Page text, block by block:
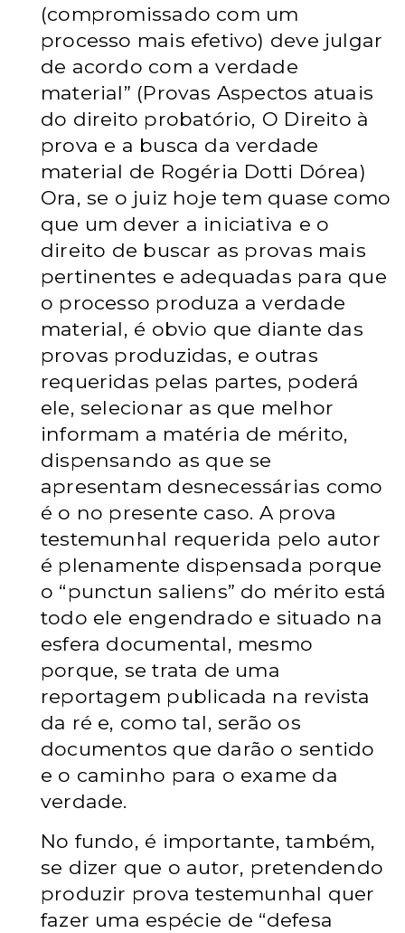
(compromissado com um
processo mais efetivo) deve julgar
de acordo com a verdade
material” (Provas Aspectos atuais
do direito probatório, O Direito à
prova e a busca da verdade
material de Rogéria Dotti Dórea)
Ora, se o juiz hoje tem quase como
que um dever a iniciativa e o
direito de buscar as provas mais
pertinentes e adequadas para que
o processo produza a verdade
material, é obvio que diante das
provas produzidas, e outras
requeridas pelas partes, poderá
ele, selecionar as que melhor
informam a matéria de mérito,
dispensando as que se
apresentam desnecessárias como
é o no presente caso. A prova
testemunhal requerida pelo autor
é plenamente dispensada porque
o “punctun saliens” do mérito está
todo ele engendrado e situado na
esfera documental, mesmo
porque, se trata de uma
reportagem publicada na revista
da ré e, como tal, serão os
documentos que darão o sentido
e o caminho para o exame da
verdade.
No fundo, é importante, também,
se dizer que o autor, pretendendo
produzir prova testemunhal quer
fazer uma espécie de “defesa